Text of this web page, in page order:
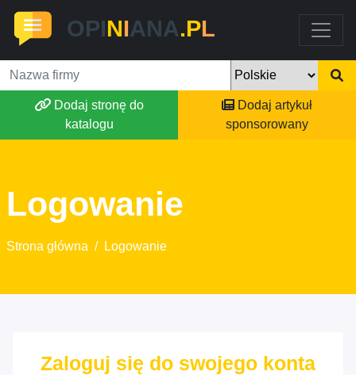
OPINIANA.PL
Dodaj stronę do
katalogu
Dodaj artykuł
sponsorowany
Logowanie
Strona główna / Logowanie
Zaloguj się do swojego konta